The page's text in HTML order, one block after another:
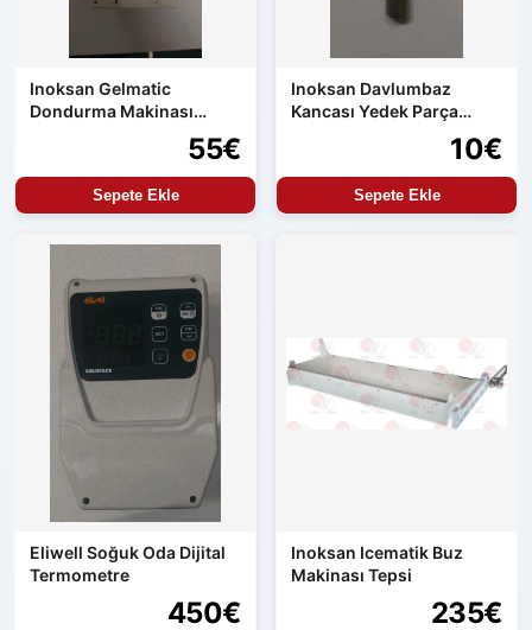
Inoksan Gelmatic
Dondurma Makinası
55€
Sepete Ekle
Inoksan Davlumbaz
Kancası Yedek Parça
10€
Sepete Ekle
Eliwell Soğuk Oda Dijital
Termometre
450€
Inoksan Icematik Buz
Makinası Tepsi
235€